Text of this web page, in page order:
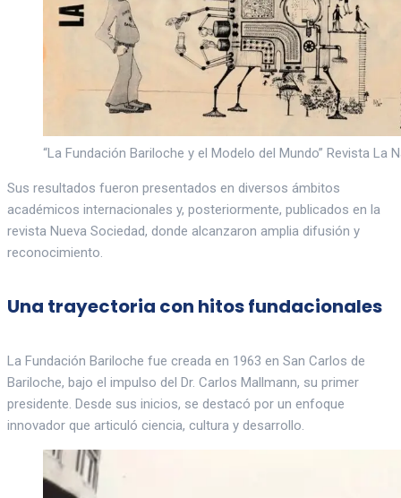
“La Fundación Bariloche y el Modelo del Mundo” Revista La
Sus resultados fueron presentados en diversos ámbitos
académicos internacionales y, posteriormente, publicados en la
revista Nueva Sociedad, donde alcanzaron amplia difusión y
reconocimiento.
Una trayectoria con hitos fundacionales
La Fundación Bariloche fue creada en 1963 en San Carlos de
Bariloche, bajo el impulso del Dr. Carlos Mallmann, su primer
presidente. Desde sus inicios, se destacó por un enfoque
innovador que articuló ciencia, cultura y desarrollo.